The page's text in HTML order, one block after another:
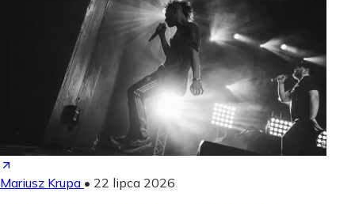
Mariusz Krupa • 22 lipca 2026